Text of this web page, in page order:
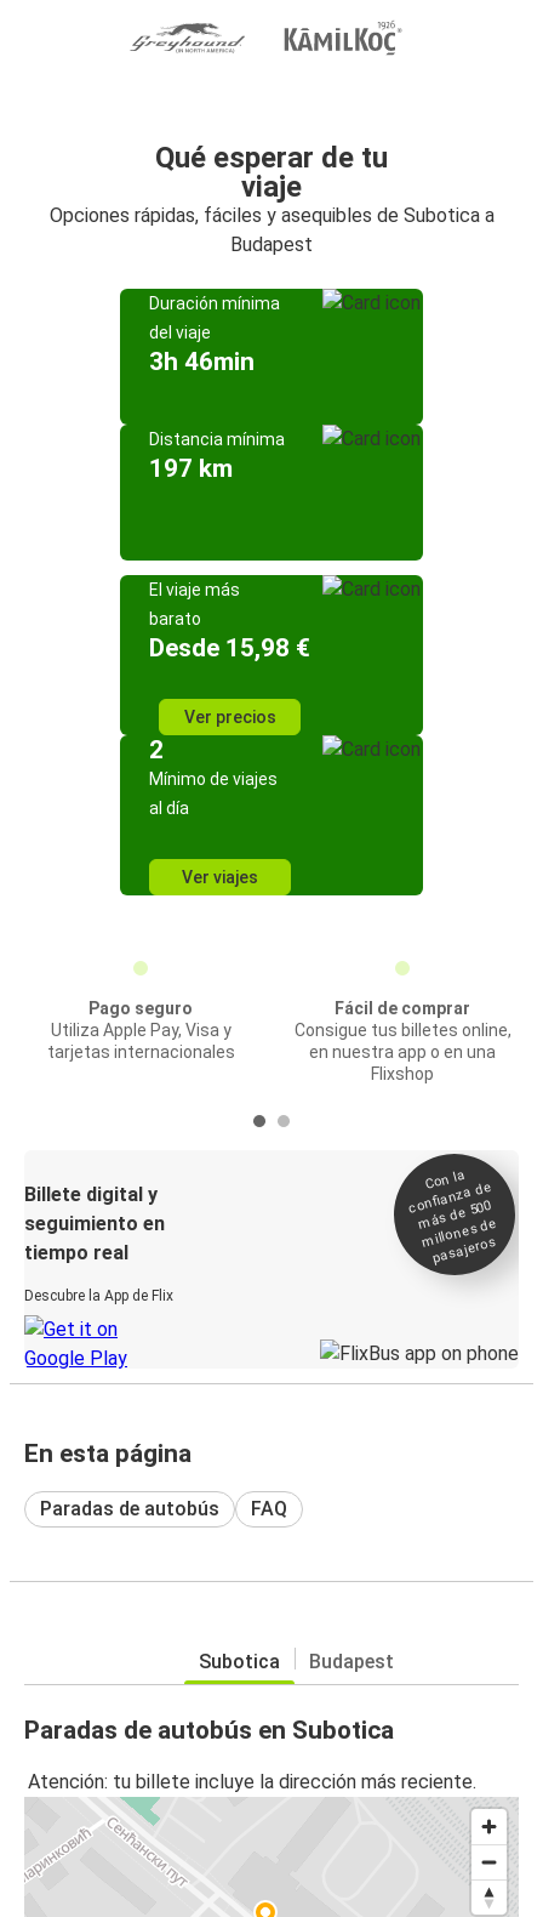
Qué esperar de tu
viaje
Opciones rápidas, fáciles y asequibles de Subotica a
Budapest
Duración mínima
del viaje
3h 46min
Distancia mínima
197 km
El viaje más
barato
Desde 15,98 €
Ver precios
2
Mínimo de viajes
al día
Ver viajes
Pago seguro
Utiliza Apple Pay, Visa y
tarjetas internacionales
Fácil de comprar
Consigue tus billetes online,
en nuestra app o en una
Flixshop
Billete digital y
seguimiento en
tiempo real
Descubre la App de Flix
Con la
confianza de
más de 500
millones de
pasajeros
En esta página
Paradas de autobús FAQ
Subotica Budapest
Paradas de autobús en Subotica
Atención: tu billete incluye la dirección más reciente.